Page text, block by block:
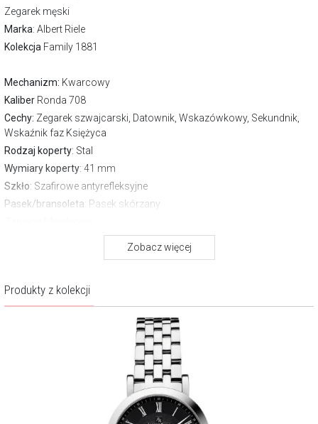
Zegarek męski
Marka: Albert Riele
Kolekcja Family 1881
Mechanizm: Kwarcowy
Kaliber Ronda 708
Cechy: Zegarek szwajcarski, Datownik, Wskazówkowy, Sekundnik,
Wskaźnik faz Księżyca
Rodzaj koperty: Stal
Wymiary koperty: 41 mm
Szkło: Szafirowe antyrefleksyjne
Pasek/bransoleta: Pasek skórzany
50 m
Gwarancja producenta:2 lata
Opis produktu
Głęboka czerń tarczy stanowi idealne tło dla gry światła na
giloszowanym wzorze. Klasyczne rzymskie indeksy wnoszą do
kompozycji ponadczasową harmonię, a okno wskaźnika faz
Księżyca - utrzymane w kontrastowej kolorystyce - staje się
dyskretnym, lecz hipnotyzującym centrum uwagi. Każdy detal tchnie
Zobacz więcej
Produkty z kolekcji